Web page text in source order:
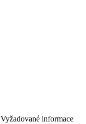
Vyžadované informace